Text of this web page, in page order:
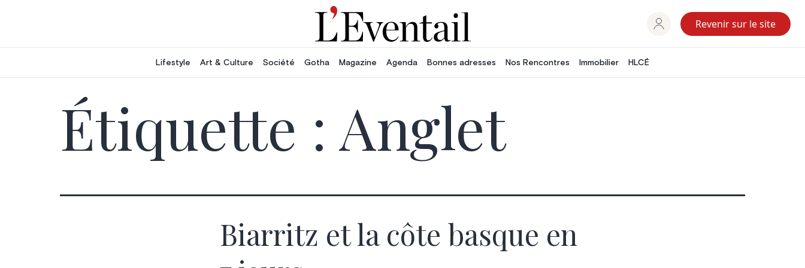
Revenir sur le site
Lifestyle Art & Culture Société Gotha Magazine Agenda Bonnes adresses Nos Rencontres Immobilier HLCÉ
Étiquette : Anglet
Biarritz et la côte basque en